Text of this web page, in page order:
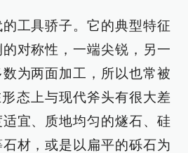
工具骄子。它的典型特征
对称性，一端尖锐，另一
为两面加工，所以也常被
态上与现代斧头有很大差
宜、质地均匀的燧石、硅
材，或是以扁平的砾石为